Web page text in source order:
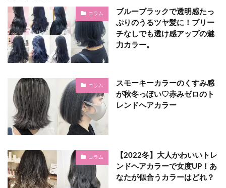
コラム
ブルーブラックで透明感たっ
ぷりのうるツヤ髪に！ブリー
チなしでも透け感アップの魅
力カラー。
コラム
スモーキーカラーのくすみ感
が秋冬っぽい♡赤みゼロのト
レンドヘアカラー
コラム
【2022冬】大人かわいいトレ
ンドヘアカラーで女度UP！あ
なたが似合うカラーはどれ？